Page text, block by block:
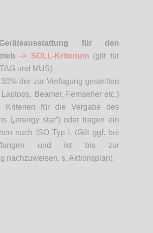
für den
-> SOLL-Kriterium (gilt für
und MUS)
der zur Verfügung gestellten
Beamer, Fernseher etc.)
Kriterien für die Vergabe des
(„energy star“) oder tragen ein
nach ISO Typ I. (Gilt ggf. bei
und ist bis zur
nachzuweisen, s. Aktionsplan).